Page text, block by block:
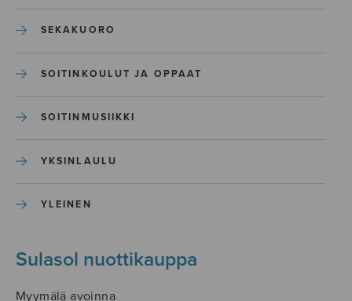
SEKAKUORO
SOITINKOULUT JA OPPAAT
SOITINMUSIIKKI
YKSINLAULU
YLEINEN
Sulasol nuottikauppa
Myymälä avoinna